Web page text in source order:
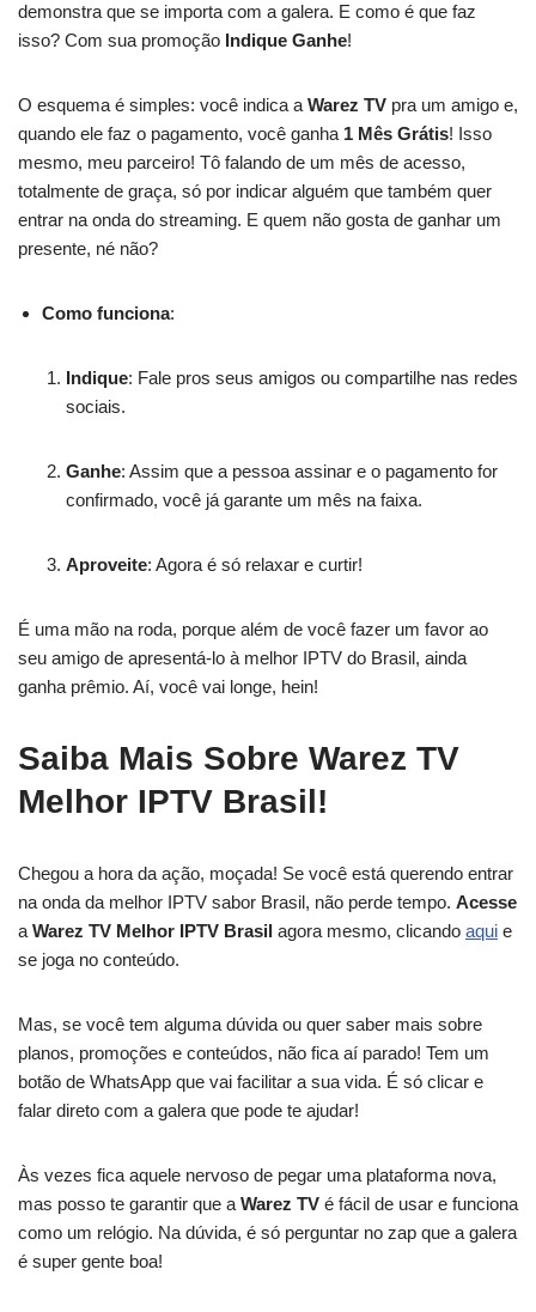
demonstra que se importa com a galera. E como é que faz
isso? Com sua promoção Indique Ganhe!
O esquema é simples: você indica a Warez TV pra um amigo e,
quando ele faz o pagamento, você ganha 1 Mês Grátis! Isso
mesmo, meu parceiro! Tô falando de um mês de acesso,
totalmente de graça, só por indicar alguém que também quer
entrar na onda do streaming. E quem não gosta de ganhar um
presente, né não?
Como funciona:
Indique: Fale pros seus amigos ou compartilhe nas redes
sociais.
Ganhe: Assim que a pessoa assinar e o pagamento for
confirmado, você já garante um mês na faixa.
Aproveite: Agora é só relaxar e curtir!
É uma mão na roda, porque além de você fazer um favor ao
seu amigo de apresentá-lo à melhor IPTV do Brasil, ainda
ganha prêmio. Aí, você vai longe, hein!
Saiba Mais Sobre Warez TV
Melhor IPTV Brasil!
Chegou a hora da ação, moçada! Se você está querendo entrar
na onda da melhor IPTV sabor Brasil, não perde tempo. Acesse
a Warez TV Melhor IPTV Brasil agora mesmo, clicando aqui e
se joga no conteúdo.
Mas, se você tem alguma dúvida ou quer saber mais sobre
planos, promoções e conteúdos, não fica aí parado! Tem um
botão de WhatsApp que vai facilitar a sua vida. É só clicar e
falar direto com a galera que pode te ajudar!
Às vezes fica aquele nervoso de pegar uma plataforma nova,
mas posso te garantir que a Warez TV é fácil de usar e funciona
como um relógio. Na dúvida, é só perguntar no zap que a galera
é super gente boa!